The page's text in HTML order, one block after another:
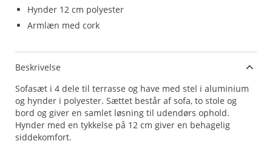
Hynder 12 cm polyester
Armlæn med cork
Beskrivelse
Sofasæt i 4 dele til terrasse og have med stel i aluminium
og hynder i polyester. Sættet består af sofa, to stole og
bord og giver en samlet løsning til udendørs ophold.
Hynder med en tykkelse på 12 cm giver en behagelig
siddekomfort.